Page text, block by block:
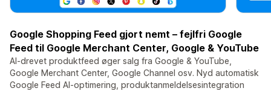
Google Shopping Feed gjort nemt – fejlfri Google
Feed til Google Merchant Center, Google & YouTube
AI-drevet produktfeed øger salg fra Google & YouTube,
Google Merchant Center, Google Channel osv. Nyd automatisk
Google Feed AI-optimering, produktanmeldelsesintegration